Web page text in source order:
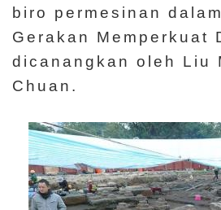
biro permesinan
Gerakan Memperkuat
dicanangkan oleh Liu
Chuan.